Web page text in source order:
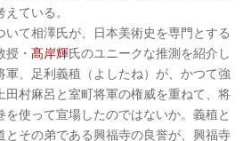
ている。
て相澤氏が、日本美術史を専門とする
・ 髙岸輝氏のユニークな推測を紹介し
軍、足利義稙（よしたね）が、かつて強
田村麻呂と室町将軍の権威を重ねて、将
使って宣場したのではないか。義稙と
とその弟である興福寺の良誉が、興福寺